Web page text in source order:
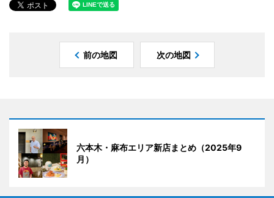
前の地図 次の地図
六本木・麻布エリア新店まとめ（2025年9
月）